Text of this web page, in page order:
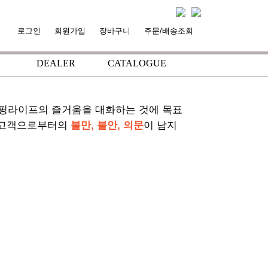
로그인 회원가입 장바구니 주문/배송조회
DEALER CATALOGUE
라이프의 즐거움을 대화하는 것에 목표
객으로부터의 불만, 불안, 의문이 남지